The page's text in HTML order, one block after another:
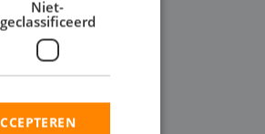
Niet-
geclassificeerd